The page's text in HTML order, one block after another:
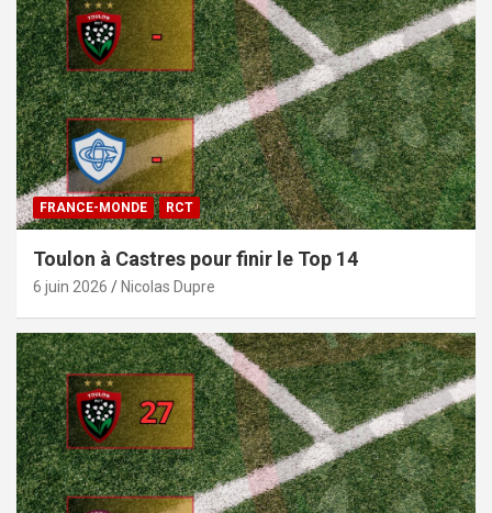
FRANCE-MONDE RCT
Toulon à Castres pour finir le Top 14
6 juin 2026 Nicolas Dupre